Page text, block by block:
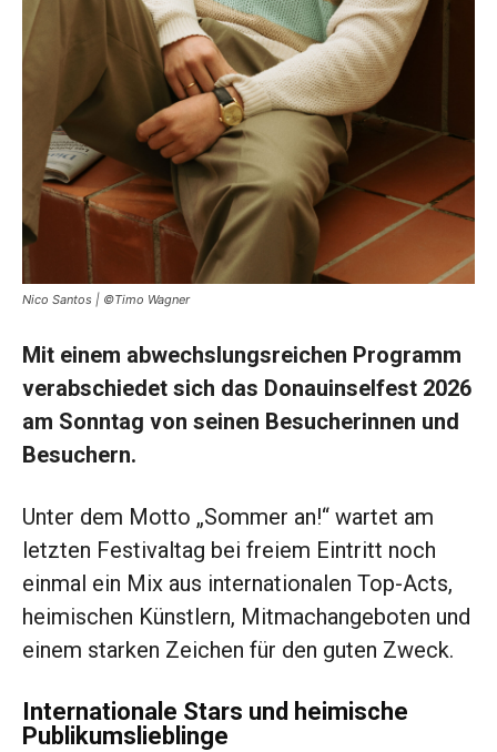
Nico Santos | ©Timo Wagner
Mit einem abwechslungsreichen Programm
verabschiedet sich das Donauinselfest 2026
am Sonntag von seinen Besucherinnen und
Besuchern.
Unter dem Motto „Sommer an!“ wartet am
letzten Festivaltag bei freiem Eintritt noch
einmal ein Mix aus internationalen Top-Acts,
heimischen Künstlern, Mitmachangeboten und
einem starken Zeichen für den guten Zweck.
Internationale Stars und heimische
Publikumslieblinge